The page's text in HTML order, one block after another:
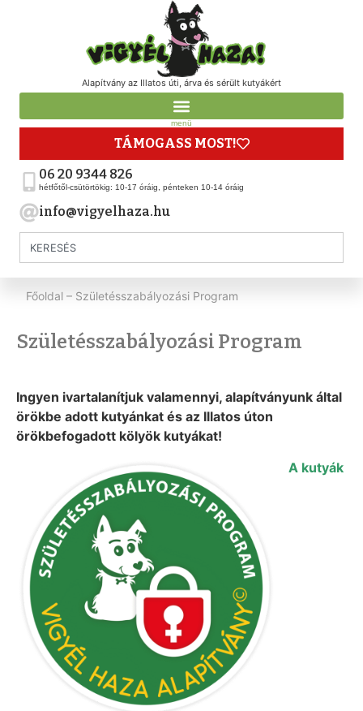
Alapítvány az Illatos úti, árva és sérült kutyákért
menü
TÁMOGASS MOST!
06 20 9344 826
hétfőtől-csütörtökig: 10-17 óráig, pénteken 10-14 óráig
info@vigyelhaza.hu
Főoldal – Születésszabályozási Program
Születésszabályozási Program
Ingyen ivartalanítjuk valamennyi, alapítványunk által
örökbe adott kutyánkat és az Illatos úton
örökbefogadott kölyök kutyákat!
A kutyák